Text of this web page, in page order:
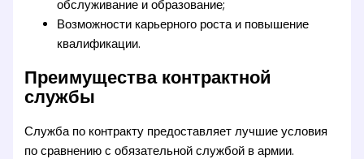
обслуживание и образование;
Возможности карьерного роста и повышение
квалификации.
Преимущества контрактной
службы
Служба по контракту предоставляет лучшие условия
по сравнению с обязательной службой в армии.